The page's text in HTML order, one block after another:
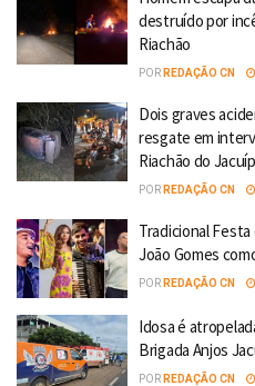
destruído por
Riachão
POR REDAÇÃO CN
Dois graves
resgate em
Riachão do
POR REDAÇÃO CN
Tradicional
João Gomes
POR REDAÇÃO CN
Idosa é
Brigada Anjos
POR REDAÇÃO CN